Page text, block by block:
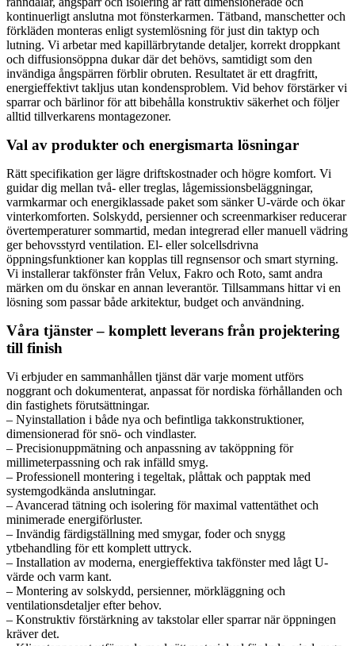
kontinuerligt anslutna mot fönsterkarmen. Tätband, manschetter och
förkläden monteras enligt systemlösning för just din taktyp och
lutning. Vi arbetar med kapillärbrytande detaljer, korrekt droppkant
och diffusionsöppna dukar där det behövs, samtidigt som den
invändiga ångspärren förblir obruten. Resultatet är ett dragfritt,
energieffektivt takljus utan kondensproblem. Vid behov förstärker vi
sparrar och bärlinor för att bibehålla konstruktiv säkerhet och följer
alltid tillverkarens montagezoner.
Val av produkter och energismarta lösningar
Rätt specifikation ger lägre driftskostnader och högre komfort. Vi
guidar dig mellan två- eller treglas, lågemissionsbeläggningar,
varmkarmar och energiklassade paket som sänker U-värde och ökar
vinterkomforten. Solskydd, persienner och screenmarkiser reducerar
övertemperaturer sommartid, medan integrerad eller manuell vädring
ger behovsstyrd ventilation. El- eller solcellsdrivna
öppningsfunktioner kan kopplas till regnsensor och smart styrning.
Vi installerar takfönster från Velux, Fakro och Roto, samt andra
märken om du önskar en annan leverantör. Tillsammans hittar vi en
lösning som passar både arkitektur, budget och användning.
Våra tjänster – komplett leverans från projektering
till finish
Vi erbjuder en sammanhållen tjänst där varje moment utförs
noggrant och dokumenterat, anpassat för nordiska förhållanden och
din fastighets förutsättningar.
– Nyinstallation i både nya och befintliga takkonstruktioner,
dimensionerad för snö- och vindlaster.
– Precisionuppmätning och anpassning av taköppning för
millimeterpassning och rak infälld smyg.
– Professionell montering i tegeltak, plåttak och papptak med
systemgodkända anslutningar.
– Avancerad tätning och isolering för maximal vattentäthet och
minimerade energiförluster.
– Invändig färdigställning med smygar, foder och snygg
ytbehandling för ett komplett uttryck.
– Installation av moderna, energieffektiva takfönster med lågt U-
värde och varm kant.
– Montering av solskydd, persienner, mörkläggning och
ventilationsdetaljer efter behov.
– Konstruktiv förstärkning av takstolar eller sparrar när öppningen
kräver det.